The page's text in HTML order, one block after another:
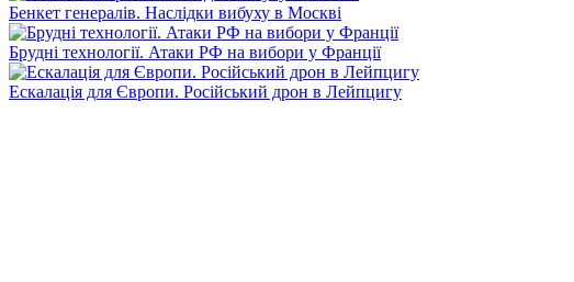
Бенкет генералів. Наслідки вибуху в Москві
Брудні технології. Атаки РФ на вибори у Франції
Ескалація для Європи. Російський дрон в Лейпцигу